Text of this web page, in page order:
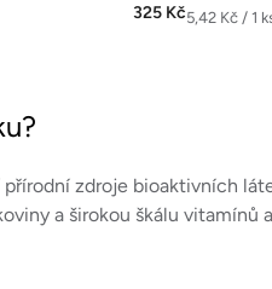
325 KčMěrná
5,42 Kč / 1
á
d
zdroje bioaktivních
a širokou škálu vitamínů